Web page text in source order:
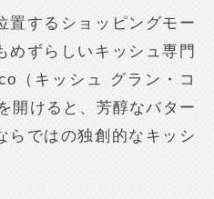
置するショッピングモー
めずらしいキッシュ専門
（キッシュ グラン・コ
開けると、芳醇なバター
らではの独創的なキッシ